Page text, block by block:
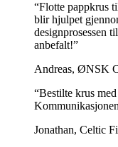
“Flotte pappkrus
blir hjulpet
designprosessen
anbefalt!”
Andreas, ØNSK
“Bestilte krus
Jonathan, Celtic